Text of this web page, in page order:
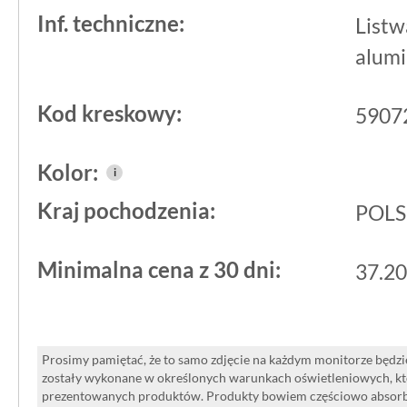
górnej powierzchni. Oznaczenie 1P
profil. Długość elementu to 1,8 m,
łączeń przy dłuższych ciągach.
Producent:
listwom podłogowym. Prosty
dopasowanie do różnych rodzajów
zakupowa
Inf. techniczne:
Kod kreskowy:
Kolor: i
Kraj pochodzenia:
Minimalna cena z 30 dni:
Prosimy pamiętać, że to samo zdjęcie na każdym monitorze
zostały wykonane w określonych warunkach oświetleniowych,
prezentowanych produktów. Produkty bowiem częściowo